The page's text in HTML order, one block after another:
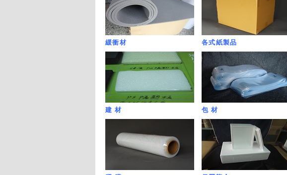
緩衝材 各式紙製品
建 材 包 材